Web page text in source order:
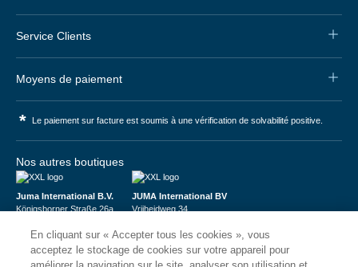
Service Clients
Moyens de paiement
* Le paiement sur facture est soumis à une vérification de solvabilité positive.
Nos autres boutiques
Juma International B.V.
Königsborner Straße 26a
USt-ID: DE321159873
Handelsregister: 58573909
JUMA International BV
Vrijheidweg 34
BTW: NL853095048B01
K.V.K.: 58573909
En cliquant sur « Accepter tous les cookies », vous
acceptez le stockage de cookies sur votre appareil pour